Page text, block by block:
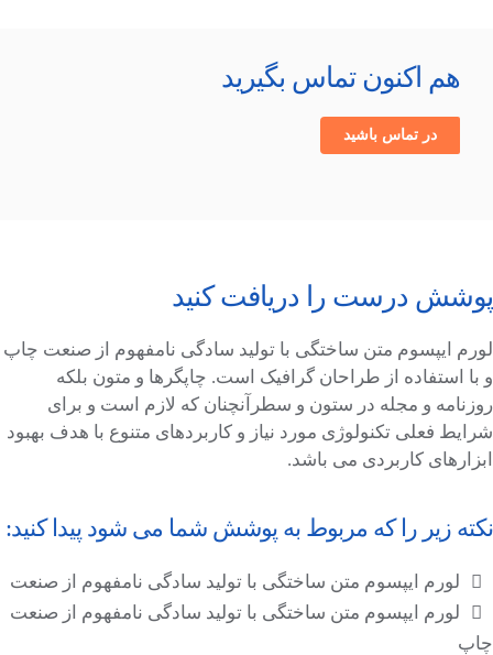
هم اکنون تماس بگیرید
در تماس باشید
پوشش درست را دریافت کنید
لورم ایپسوم متن ساختگی با تولید سادگی نامفهوم از صنعت چاپ
و با استفاده از طراحان گرافیک است. چاپگرها و متون بلکه
روزنامه و مجله در ستون و سطرآنچنان که لازم است و برای
شرایط فعلی تکنولوژی مورد نیاز و کاربردهای متنوع با هدف بهبود
ابزارهای کاربردی می باشد.
نکته زیر را که مربوط به پوشش شما می شود پیدا کنید:
لورم ایپسوم متن ساختگی با تولید سادگی نامفهوم از صنعت
لورم ایپسوم متن ساختگی با تولید سادگی نامفهوم از صنعت
چاپ